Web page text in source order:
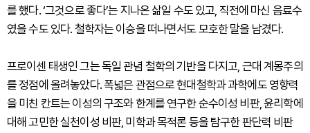
를 했다. ‘그것으로 좋다’는 지나온 삶일 수도 있고, 직전에 마신 음료수
였을 수도 있다. 철학자는 이승을 떠나면서도 모호한 말을 남겼다.
프로이센 태생인 그는 독일 관념 철학의 기반을 다지고, 근대 계몽주의
를 정점에 올려놓았다. 폭넓은 관점으로 현대철학과 과학에도 영향력
을 미친 칸트는 이성의 구조와 한계를 연구한 순수이성 비판, 윤리학에
대해 고민한 실천이성 비판, 미학과 목적론 등을 탐구한 판단력 비판